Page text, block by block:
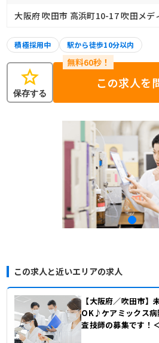
大阪府 吹田市 高浜町10-17 吹田メデ
積極採用中 駅から徒歩10分以内
star
保存する
この求人を
この求人と近いエリアの求人
【大阪府／吹田市】
OK♪ケアミックス病
査技師の募集です！